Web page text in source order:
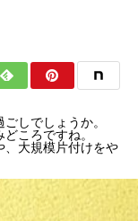
しでしょうか。
ころですね。
、大規模片付けをや